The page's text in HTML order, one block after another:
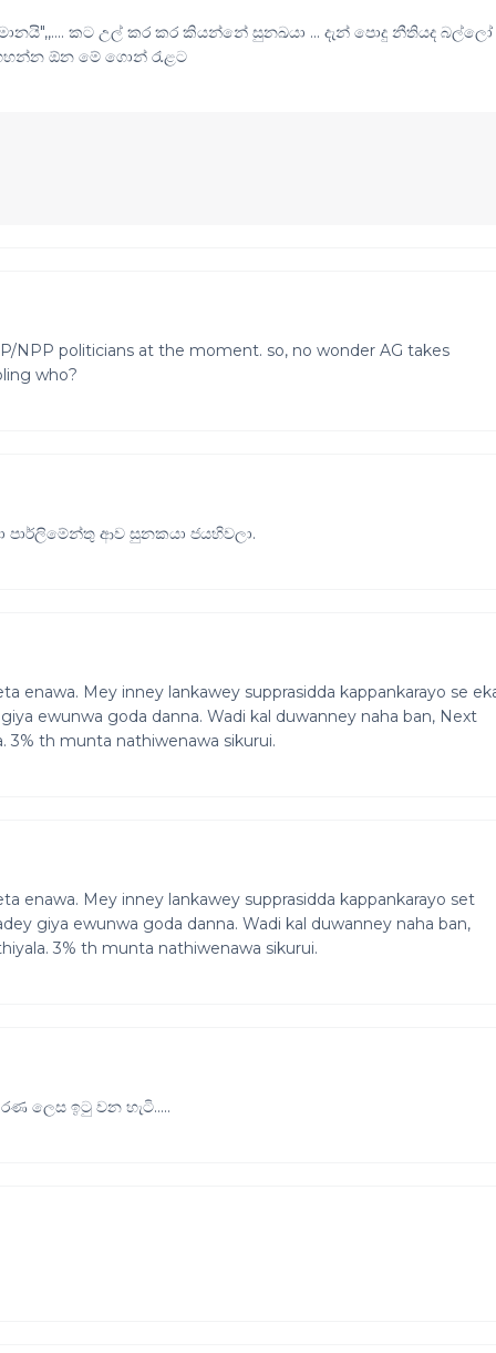
කට උල් කර කර කියන්නේ සුනඛයා ... දැන් පොදු නීතියද බල්ලෝ
ගහන්න ඕන මේ ගොන් රැළට
NPP politicians at the moment. so, no wonder AG takes
who?
ආව සුනකයා ජයහිවලා.
enawa. Mey inney lankawey supprasidda kappankarayo se
ewunwa goda danna. Wadi kal duwanney naha ban, Next
th munta nathiwenawa sikurui.
enawa. Mey inney lankawey supprasidda kappankarayo set
giya ewunwa goda danna. Wadi kal duwanney naha ban,
3% th munta nathiwenawa sikurui.
ලෙස ඉටු වන හැටි.....